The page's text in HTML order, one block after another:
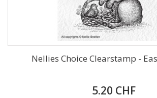
Nellies Choice Clearstamp -
5.20 CHF